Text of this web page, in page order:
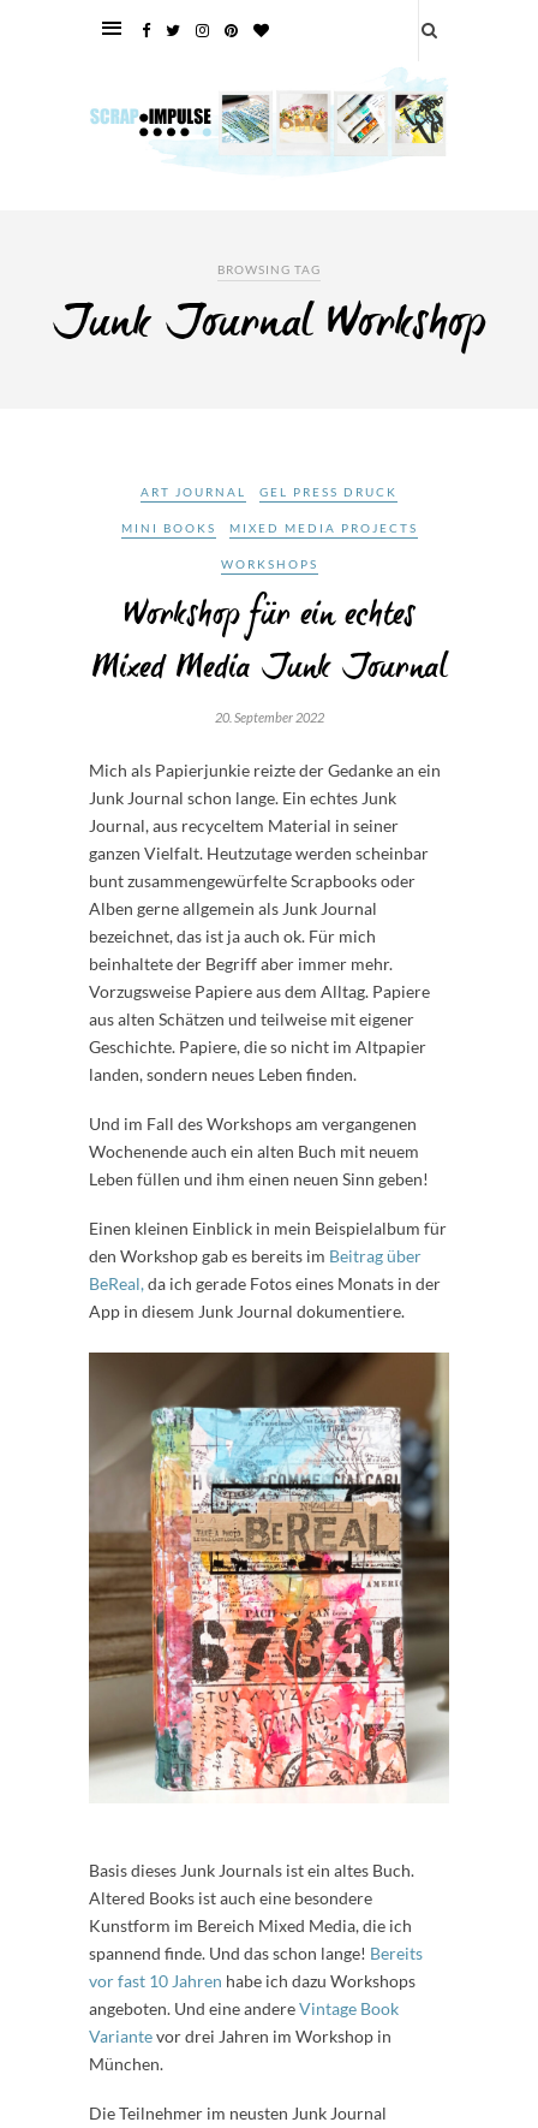
BROWSING TAG
Junk Journal Workshop
ART JOURNAL GEL PRESS DRUCK
MINI BOOKS MIXED MEDIA PROJECTS
WORKSHOPS
Workshop für ein echtes
Mixed Media Junk Journal
20. September 2022
Mich als Papierjunkie reizte der Gedanke an ein
Junk Journal schon lange. Ein echtes Junk
Journal, aus recyceltem Material in seiner
ganzen Vielfalt. Heutzutage werden scheinbar
bunt zusammengewürfelte Scrapbooks oder
Alben gerne allgemein als Junk Journal
bezeichnet, das ist ja auch ok. Für mich
beinhaltete der Begriff aber immer mehr.
Vorzugsweise Papiere aus dem Alltag. Papiere
aus alten Schätzen und teilweise mit eigener
Geschichte. Papiere, die so nicht im Altpapier
landen, sondern neues Leben finden.
Und im Fall des Workshops am vergangenen
Wochenende auch ein alten Buch mit neuem
Leben füllen und ihm einen neuen Sinn geben!
Einen kleinen Einblick in mein Beispielalbum für
den Workshop gab es bereits im Beitrag über
BeReal,da ich gerade Fotos eines Monats in der
App in diesem Junk Journal dokumentiere.
Basis dieses Junk Journals ist ein altes Buch.
Altered Books ist auch eine besondere
Kunstform im Bereich Mixed Media, die ich
spannend finde. Und das schon lange! Bereits
vor fast 10 Jahren habe ich dazu Workshops
angeboten. Und eine andereVintage Book
Variantevor drei Jahren im Workshop in
München.
Die Teilnehmer im neusten Junk Journal